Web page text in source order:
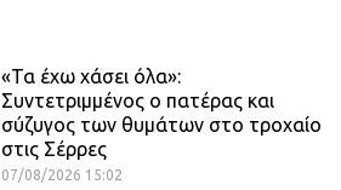
«Τα έχω χάσει όλα»:
Συντετριμμένος ο πατέρας και
σύζυγος των θυμάτων στο τροχαίο
στις Σέρρες
07/08/2026 15:02